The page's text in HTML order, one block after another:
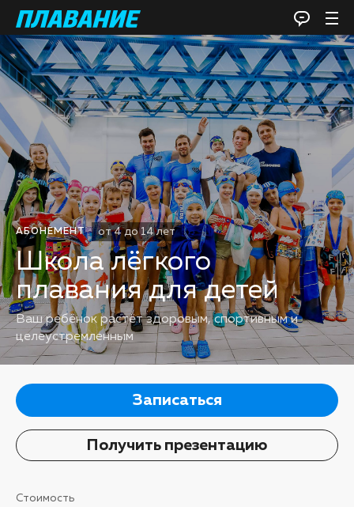
АБОНЕМЕНТ от 4 до 14 лет
Школа лёгкого
плавания для детей
Ваш ребёнок растёт здоровым, спортивным и
целеустремленным
Записаться
Получить презентацию
Стоимость